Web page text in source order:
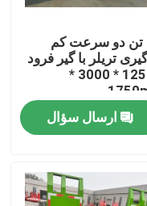
28 تن دو سرعت کم
تریلر با گیر فرود
12500 * 3000 *
ارسال سؤال